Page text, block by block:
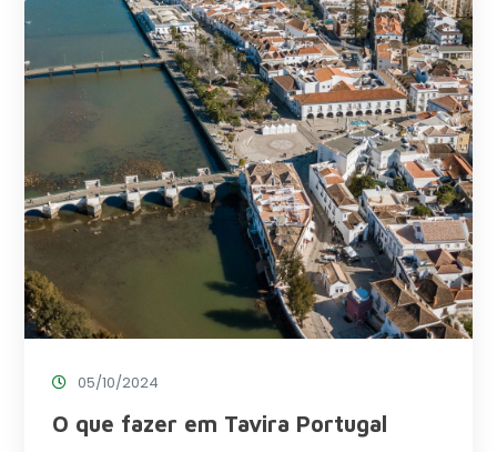
05/10/2024
O que fazer em Tavira Portugal